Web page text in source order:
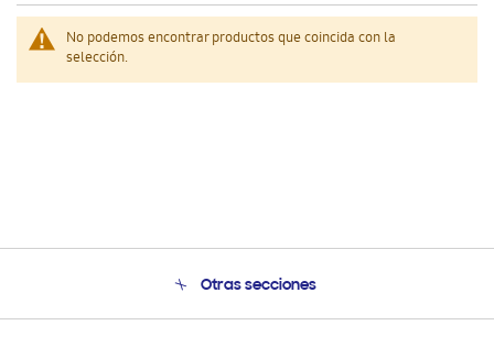
No podemos encontrar productos que coincida con la
selección.
Otras secciones